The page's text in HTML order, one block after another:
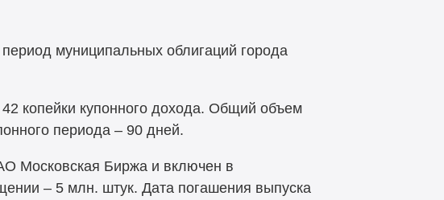
муниципальных облигаций города
копейки купонного дохода. Общий объем
периода – 90 дней.
Московская Биржа и включен в
– 5 млн. штук. Дата погашения выпуска